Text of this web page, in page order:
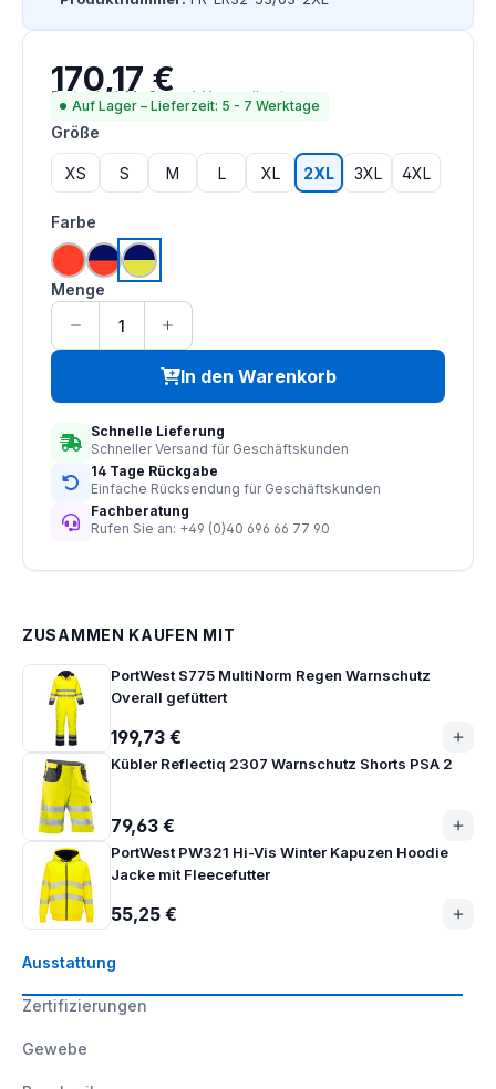
Ausstattung
Zertifizierungen
Gewebe
Regulärer Preis:
170,17 €
Preise inkl. MwSt. zzgl. Versandkosten
Auf Lager – Lieferzeit: 5 - 7 Werktage
Größe
XS S M L XL 2XL 3XL 4XL
Farbe
hi vis orange
hi vis orange | navy
hi vis saturn gelb | navy
Menge
In den Warenkorb
Schnelle Lieferung
Schneller Versand für Geschäftskunden
14 Tage Rückgabe
Einfache Rücksendung für Geschäftskunden
Fachberatung
Rufen Sie an: +49 (0)40 696 66 77 90
ZUSAMMEN KAUFEN MIT
PortWest S775 MultiNorm Regen Warnschutz
Overall gefüttert
199,73 €
Kübler Reflectiq 2307 Warnschutz Shorts PSA 2
79,63 €
PortWest PW321 Hi-Vis Winter Kapuzen Hoodie
Jacke mit Fleecefutter
55,25 €